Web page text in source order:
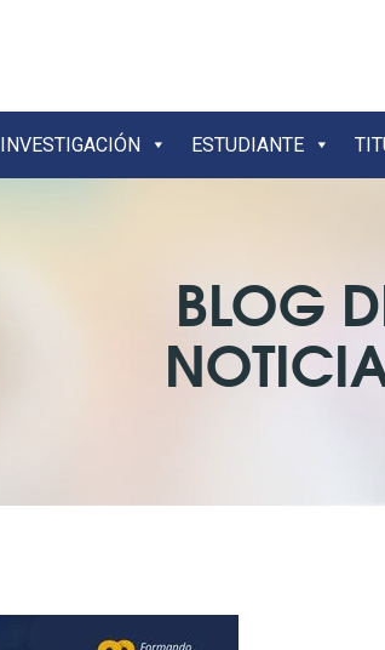
INVESTIGACIÓN ESTUDIANTE
BLOG